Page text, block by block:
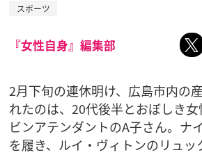
スポーツ
『女性自身』編集部
2月下旬の連休明け、広島市内の
れたのは、20代後半とおぼしき
ビンアテンダントのA子さん。ナ
を履き、ルイ・ヴィトンのリュッ